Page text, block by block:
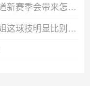
勇士球员近期训练！不知道新赛季会带来怎样的表现呢🤔
一场民间女子篮球赛，大姐这球技明显比别人高一头啊😂